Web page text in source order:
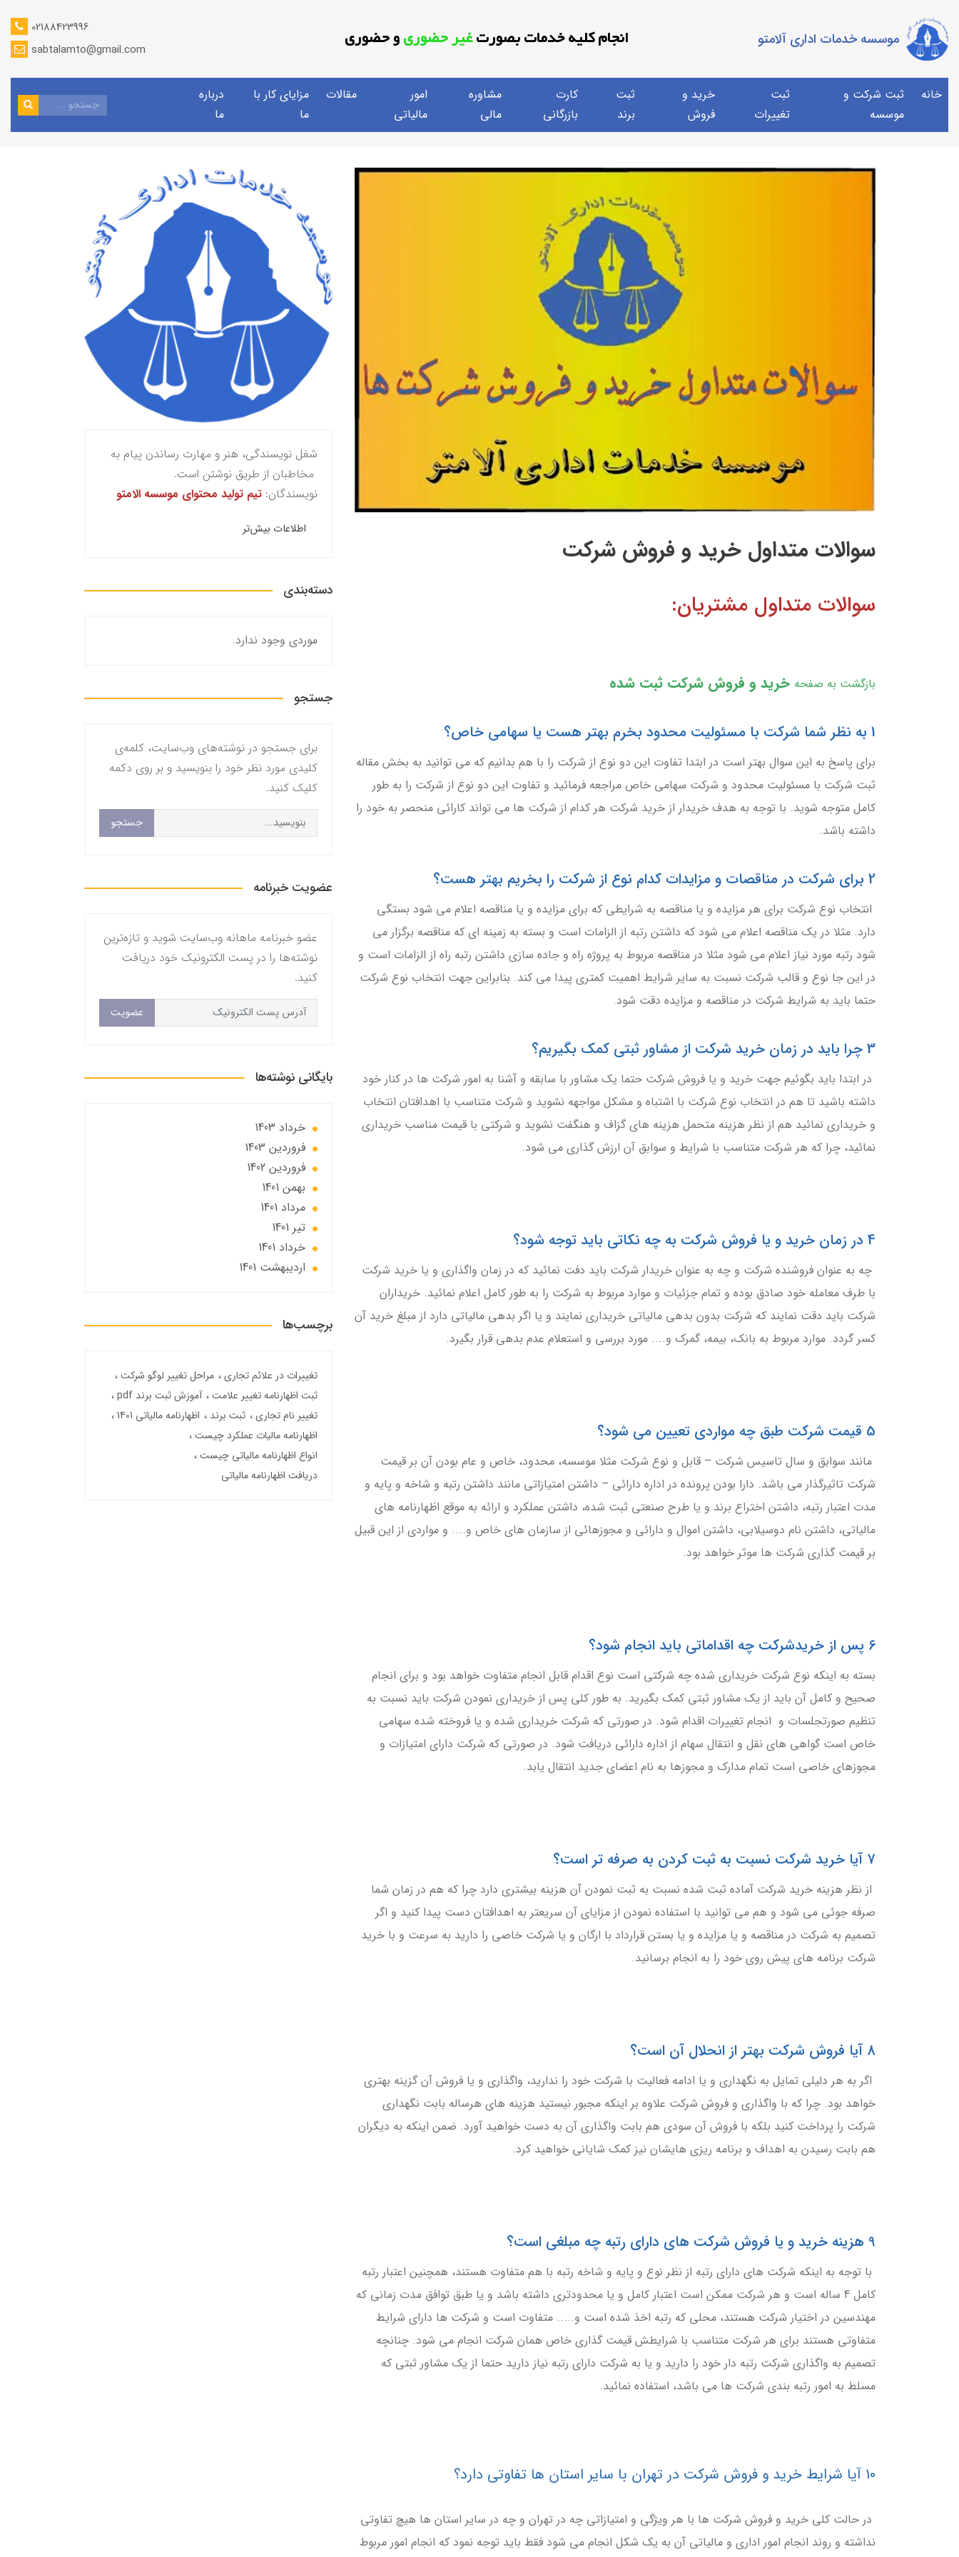
موسسه خدمات اداری آلامتو انجام کلیه خدمات بصورتغیر حضوریو حضوری
02188423996
sabtalamto@gmail.com
خانه
ثبت شرکت و
موسسه
ثبت
تغییرات
خرید و
فروش
ثبت
برند
کارت
بازرگانی
مشاوره
مالی
امور
مالیاتی
مقالات
مزایای کار با
ما
درباره
ما
سوالات متداول خرید و فروش شرکت
سوالات متداول مشتریان:
بازگشت به صفحه خرید و فروش شرکت ثبت شده
1 به نظر شما شرکت با مسئولیت محدود بخرم بهتر هست یا سهامی خاص؟
برای پاسخ به این سوال بهتر است در ابتدا تفاوت این دو نوع از شرکت را با هم بدانیم که می توانید به بخش مقاله
ثبت شرکت با مسئولیت محدود و شرکت سهامی خاص مراجعه فرمائید و تفاوت این دو نوع از شرکت را به طور
کامل متوجه شوید. با توجه به هدف خریدار از خرید شرکت هر کدام از شرکت ها می تواند کارائی منحصر به خود را
داشته باشد.
2 برای شرکت در مناقصات و مزایدات کدام نوع از شرکت را بخریم بهتر هست؟
انتخاب نوع شرکت برای هر مزایده و یا مناقصه به شرایطی که برای مزایده و یا مناقصه اعلام می شود بستگی
دارد. مثلا در یک مناقصه اعلام می شود که داشتن رتبه از الزامات است و بسته به زمینه ای که مناقصه برگزار می
شود رتبه مورد نیاز اعلام می شود مثلا در مناقصه مربوط به پروژه راه و جاده سازی داشتن رتبه راه از الزامات است و
در این جا نوع و قالب شرکت نسبت به سایر شرایط اهمیت کمتری پیدا می کند. بنابراین جهت انتخاب نوع شرکت
حتما باید به شرایط شرکت در مناقصه و مزایده دقت شود.
3 چرا باید در زمان خرید شرکت از مشاور ثبتی کمک بگیریم؟
در ابتدا باید بگوئیم جهت خرید و یا فروش شرکت حتما یک مشاور با سابقه و آشنا به امور شرکت ها در کنار خود
داشته باشید تا هم در انتخاب نوع شرکت با اشتباه و مشکل مواجهه نشوید و شرکت متناسب با اهدافتان انتخاب
و خریداری نمائید هم از نظر هزینه متحمل هزینه های گزاف و هنگفت نشوید و شرکتی با قیمت مناسب خریداری
نمائید، چرا که هر شرکت متناسب با شرایط و سوابق آن ارزش گذاری می شود.
4 در زمان خرید و یا فروش شرکت به چه نکاتی باید توجه شود؟
چه به عنوان فروشنده شرکت و چه به عنوان خریدار شرکت باید دفت نمائید که در زمان واگذاری و یا خرید شرکت
با طرف معامله خود صادق بوده و تمام جزئیات و موارد مربوط به شرکت را به طور کامل اعلام نمائید. خریداران
شرکت باید دقت نمایند که شرکت بدون بدهی مالیاتی خریداری نمایند و یا اگر بدهی مالیاتی دارد از مبلغ خرید آن
کسر گردد. موارد مربوط به بانک، بیمه، گمرک و.... مورد بررسی و استعلام عدم بدهی قرار بگیرد.
5 قیمت شرکت طبق چه مواردی تعیین می شود؟
مانند سوابق و سال تاسیس شرکت – قابل و نوع شرکت مثلا موسسه، محدود، خاص و عام بودن آن بر قیمت
شرکت تاثیرگذار می باشد. دارا بودن پرونده در اداره دارائی – داشتن امتیازاتی مانند داشتن رتبه و شاخه و پایه و
مدت اعتبار رتبه، داشتن اختراع برند و یا طرح صنعتی ثبت شده، داشتن عملکرد و ارائه به موقع اظهارنامه های
مالیاتی، داشتن نام دوسیلابی، داشتن اموال و دارائی و مجوزهائی از سازمان های خاص و.... و مواردی از این قبیل
بر قیمت گذاری شرکت ها موثر خواهد بود.
6 پس از خریدشرکت چه اقداماتی باید انجام شود؟
بسته به اینکه نوع شرکت خریداری شده چه شرکتی است نوع اقدام قابل انجام متفاوت خواهد بود و برای انجام
صحیح و کامل آن باید از یک مشاور ثبتی کمک بگیرید. به طور کلی پس از خریداری نمودن شرکت باید نسبت به
تنظیم صورتجلسات و انجام تغییرات اقدام شود. در صورتی که شرکت خریداری شده و یا فروخته شده سهامی
خاص است گواهی های نقل و انتقال سهام از اداره دارائی دریافت شود. در صورتی که شرکت دارای امتیازات و
مجوزهای خاصی است تمام مدارک و مجوزها به نام اعضای جدید انتقال یابد.
7 آیا خرید شرکت نسبت به ثبت کردن به صرفه تر است؟
از نظر هزینه خرید شرکت آماده ثبت شده نسبت به ثبت نمودن آن هزینه بیشتری دارد چرا که هم در زمان شما
صرفه جوئی می شود و هم می توانید با استفاده نمودن از مزایای آن سریعتر به اهدافتان دست پیدا کنید و اگر
تصمیم به شرکت در مناقصه و یا مزایده و یا بستن قرارداد با ارگان و یا شرکت خاصی را دارید به سرعت و با خرید
شرکت برنامه های پیش روی خود را به انجام برسانید.
8 آیا فروش شرکت بهتر از انحلال آن است؟
اگر به هر دلیلی تمایل به نگهداری و یا ادامه فعالیت با شرکت خود را ندارید، واگذاری و یا فروش آن گزینه بهتری
خواهد بود. چرا که با واگذاری و فروش شرکت علاوه بر اینکه مجبور نیستید هزینه های هرساله بابت نگهداری
شرکت را پرداخت کنید بلکه با فروش آن سودی هم بابت واگذاری آن به دست خواهید آورد. ضمن اینکه به دیگران
هم بابت رسیدن به اهداف و برنامه ریزی هایشان نیز کمک شایانی خواهید کرد.
9 هزینه خرید و یا فروش شرکت های دارای رتبه چه مبلغی است؟
با توجه به اینکه شرکت های دارای رتبه از نظر نوع و پایه و شاخه رتبه با هم متفاوت هستند، همچنین اعتبار رتبه
کامل 4 ساله است و هر شرکت ممکن است اعتبار کامل و یا محدودتری داشته باشد و یا طبق توافق مدت زمانی که
مهندسین در اختیار شرکت هستند، محلی که رتبه اخذ شده است و..... متفاوت است و شرکت ها دارای شرایط
متفاوتی هستند برای هر شرکت متناسب با شرایطش قیمت گذاری خاص همان شرکت انجام می شود. چنانچه
تصمیم به واگذاری شرکت رتبه دار خود را دارید و یا به شرکت دارای رتبه نیاز دارید حتما از یک مشاور ثبتی که
مسلط به امور رتبه بندی شرکت ها می باشد، استفاده نمائید.
10 آیا شرایط خرید و فروش شرکت در تهران با سایر استان ها تفاوتی دارد؟
در حالت کلی خرید و فروش شرکت ها با هر ویژگی و امتیازاتی چه در تهران و چه در سایر استان ها هیچ تفاوتی
نداشته و روند انجام امور اداری و مالیاتی آن به یک شکل انجام می شود فقط باید توجه نمود که انجام امور مربوط
شغل نویسندگی، هنر و مهارت رساندن پیام به
مخاطبان از طریق نوشتن است.
نویسندگان: تیم تولید محتوای موسسه الامتو
اطلاعات بیش‌تر
دسته‌بندی
موردی وجود ندارد.
جستجو
برای جستجو در نوشته‌های وب‌سایت، کلمه‌ی
کلیدی مورد نظر خود را بنویسید و بر روی دکمه
کلیک کنید.
جستجو
عضویت خبرنامه
عضو خبرنامه ماهانه وب‌سایت شوید و تازه‌ترین
نوشته‌ها را در پست الکترونیک خود دریافت
کنید.
عضویت
بایگانی نوشته‌ها
خرداد 1403
فروردین 1403
فروردین 1402
بهمن 1401
مرداد 1401
تير 1401
خرداد 1401
ارديبهشت 1401
برچسب‌ها
تغییرات در علائم تجاری
مراحل تغییر لوگو شرکت
ثبت اظهارنامه تغییر علامت
آموزش ثبت برند pdf
تغییر نام تجاری
ثبت برند
اظهارنامه مالیاتی 1401
اظهارنامه مالیات عملکرد چیست
انواع اظهارنامه مالیاتی چیست
دریافت اظهارنامه مالیاتی